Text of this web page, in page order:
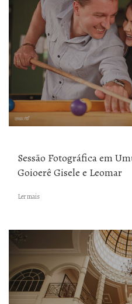
Sessão Fotográfica em
Goioerê Gisele e Leomar
Ler mais